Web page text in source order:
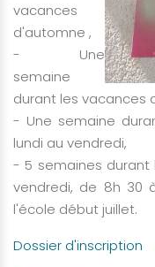
vacances
d'automne ,
- Une
semaine
durant les vacances
- Une semaine
lundi au vendredi,
- 5 semaines durant
vendredi, de 8h 30
l'école début juillet.
Dossier d'inscription